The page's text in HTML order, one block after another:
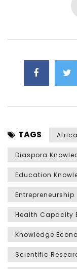
TAGS Africa
Diaspora
Education
Entrepreneurship
Health Capacity
Knowledge
Scientific